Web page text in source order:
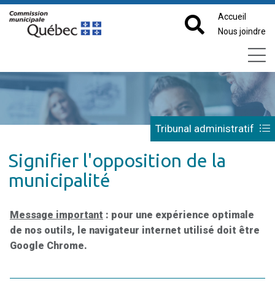
Accueil
Nous joindre
Tribunal administratif
Signifier l'opposition de la
municipalité
Message important : pour une expérience optimale
de nos outils, le navigateur internet utilisé doit être
Google Chrome.